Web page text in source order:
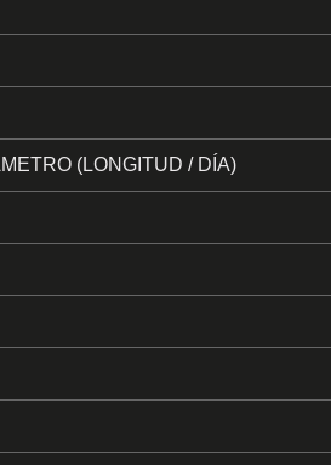
(LONGITUD / DÍA)